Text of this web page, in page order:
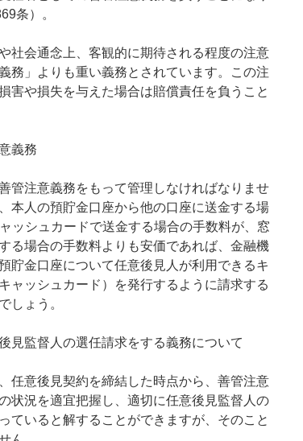
条）。
社会通念上、客観的に期待される程度の注意
務」よりも重い義務とされています。この注
害や損失を与えた場合は賠償責任を負うこと
義務
管注意義務をもって管理しなければなりませ
本人の預貯金口座から他の口座に送金する場
ッシュカードで送金する場合の手数料が、窓
る場合の手数料よりも安価であれば、金融機
貯金口座について任意後見人が利用できるキ
ャッシュカード）を発行するように請求する
しょう。
監督人の選任請求をする義務について
任意後見契約を締結した時点から、善管注意
状況を適宜把握し、適切に任意後見監督人の
ていると解することができますが、そのこと